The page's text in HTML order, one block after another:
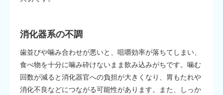
消化器系の不調
歯並びや噛み合わせが悪いと、咀嚼効率が落ちてしまい、
食べ物を十分に噛み砕けないまま飲み込みがちです。噛む
回数が減ると消化器官への負担が大きくなり、胃もたれや
消化不良などにつながる可能性があります。また、しっか